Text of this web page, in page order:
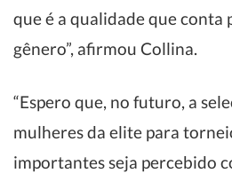
que é a qualidade que conta
gênero”, afirmou Collina.
“Espero que, no futuro, a
mulheres da elite para
importantes seja percebido